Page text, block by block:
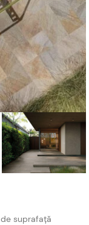
suprafață